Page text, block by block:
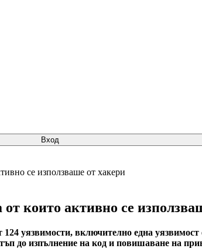
Вход
се използваше от хакери
които активно се
уязвимости, включително една
до изпълнение на код и повишаване на